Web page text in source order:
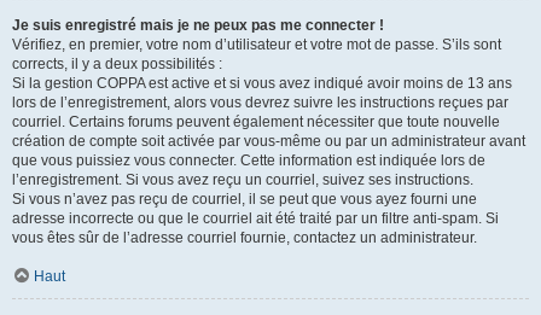
Je suis enregistré mais je ne peux pas me connecter !
Vérifiez, en premier, votre nom d’utilisateur et votre mot de passe. S’ils sont
corrects, il y a deux possibilités :
Si la gestion COPPA est active et si vous avez indiqué avoir moins de 13 ans
lors de l’enregistrement, alors vous devrez suivre les instructions reçues par
courriel. Certains forums peuvent également nécessiter que toute nouvelle
création de compte soit activée par vous-même ou par un administrateur avant
que vous puissiez vous connecter. Cette information est indiquée lors de
l’enregistrement. Si vous avez reçu un courriel, suivez ses instructions.
Si vous n’avez pas reçu de courriel, il se peut que vous ayez fourni une
adresse incorrecte ou que le courriel ait été traité par un filtre anti-spam. Si
vous êtes sûr de l’adresse courriel fournie, contactez un administrateur.
Haut